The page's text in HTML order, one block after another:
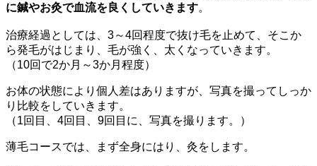
に鍼やお灸で血流を良くしていきます。
治療経過としては、3～4回程度で抜け毛を止めて、そこか
ら発毛がはじまり、毛が強く、太くなっていきます。
（10回で2か月～3か月程度）
お体の状態により個人差はありますが、写真を撮ってしっか
り比較をしていきます。
（1回目、4回目、9回目に、写真を撮ります。）
薄毛コースでは、まず全身にはり、灸をします。